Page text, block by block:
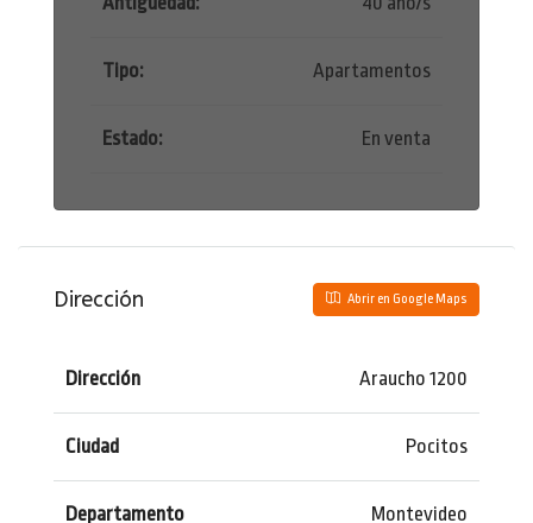
Tipo: Apartamentos
Estado: En venta
Dirección Abrir en Google Maps
Dirección Araucho 1200
Ciudad Pocitos
Departamento Montevideo